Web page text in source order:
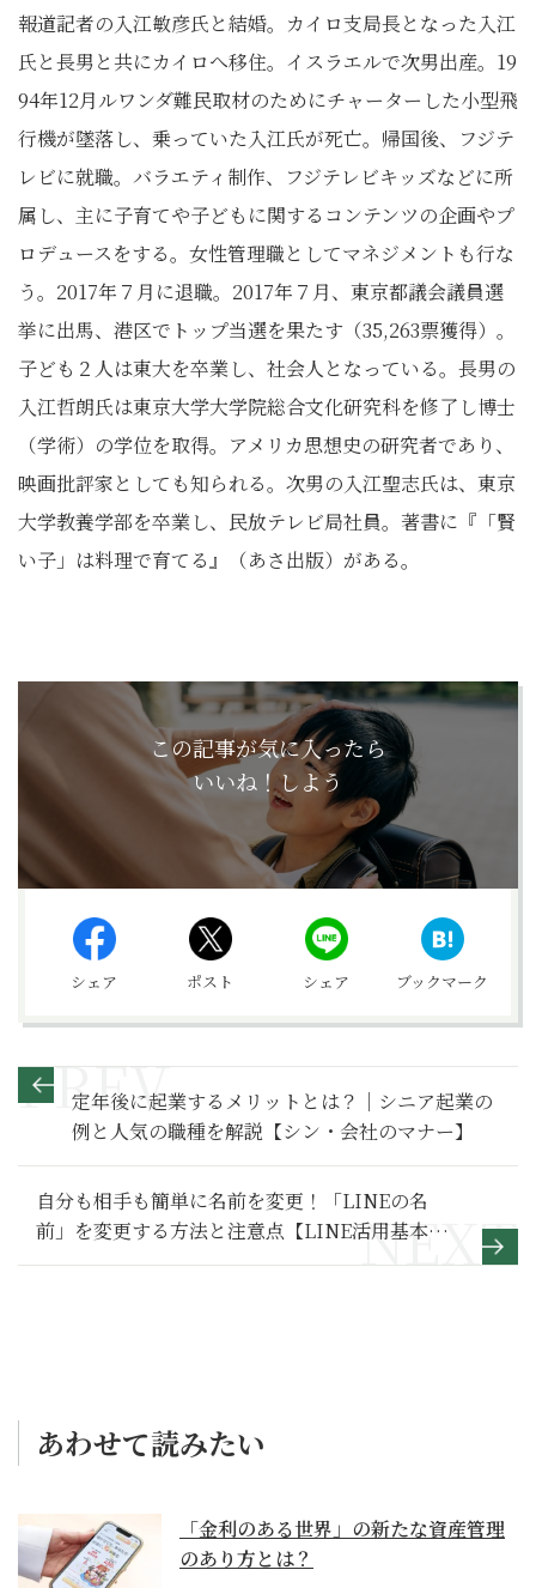
報道記者の入江敏彦氏と結婚。カイロ支局長となった入江
氏と長男と共にカイロへ移住。イスラエルで次男出産。19
94年12月ルワンダ難民取材のためにチャーターした小型飛
行機が墜落し、乗っていた入江氏が死亡。帰国後、フジテ
レビに就職。バラエティ制作、フジテレビキッズなどに所
属し、主に子育てや子どもに関するコンテンツの企画やプ
ロデュースをする。女性管理職としてマネジメントも行な
う。2017年７月に退職。2017年７月、東京都議会議員選
挙に出馬、港区でトップ当選を果たす（35,263票獲得）。
子ども２人は東大を卒業し、社会人となっている。長男の
入江哲朗氏は東京大学大学院総合文化研究科を修了し博士
（学術）の学位を取得。アメリカ思想史の研究者であり、
映画批評家としても知られる。次男の入江聖志氏は、東京
大学教養学部を卒業し、民放テレビ局社員。著書に『「賢
い子」は料理で育てる』（あさ出版）がある。
この記事が気に入ったら
いいね！しよう
シェア ポスト シェア ブックマーク
定年後に起業するメリットとは？｜シニア起業の
例と人気の職種を解説【シン・会社のマナー】
自分も相手も簡単に名前を変更！「LINEの名
前」を変更する方法と注意点【LINE活用基本の
き】
あわせて読みたい
「金利のある世界」の新たな資産管理
のあり方とは？